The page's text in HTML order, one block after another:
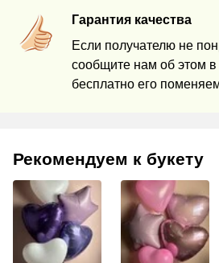
Гарантия качества
Если получателю не
сообщите нам об этом
бесплатно его
Рекомендуем к букету